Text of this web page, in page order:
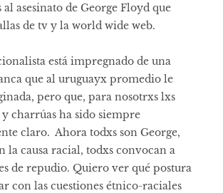
al asesinato de George Floyd que
de tv y la world wide web.
está impregnado de una
que al uruguayx promedio le
pero que, para nosotrxs lxs
charrúas ha sido siempre
claro. Ahora todxs son George,
la causa racial, todxs convocan a
de repudio. Quiero ver qué postura
con las cuestiones étnico-raciales